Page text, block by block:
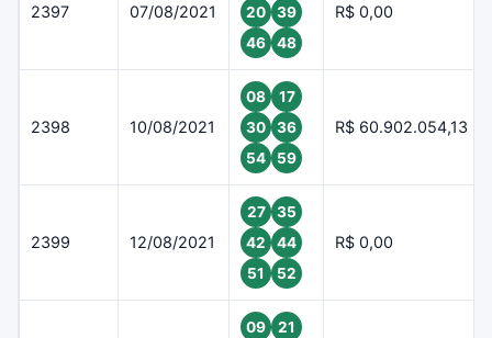
2397 07/08/2021
20
39
46
48
R$ 0,00
2398 10/08/2021
08
17
30
36
54
59
R$ 60.902.054,13
2399 12/08/2021
27
35
42
44
51
52
R$ 0,00
09
21